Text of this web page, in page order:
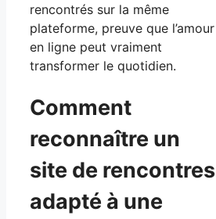
rencontrés sur la même
plateforme, preuve que l’amour
en ligne peut vraiment
transformer le quotidien.
Comment
reconnaître un
site de rencontres
adapté à une